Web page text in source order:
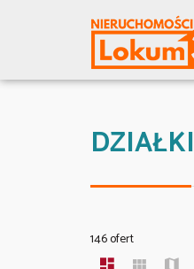
DZIAŁKI
146 ofert